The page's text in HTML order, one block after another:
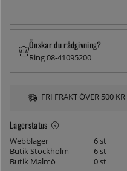
Lagerstatus
Webblager
6 st
Butik Stockholm
6 st
Butik Malmö
0 st
Önskar du rådgivning?
Ring 08-41095200
FRI FRAKT ÖVER 500 KR